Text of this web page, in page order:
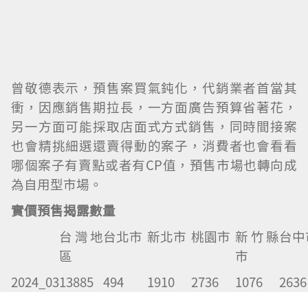
曾敬德表示，預售案買氣鈍化，代銷業者首當其
衝，因應銷售期拉長，一方面廣告預算省著花，
另一方面可能採取店面式方式銷售，同時間接案
也會精挑細選還賣得動的案子，消費者也會看看
哪個案子有賣點或者有CP值，預售市場也轉向成
為自用型市場。
實價預售揭露數量
台灣地
區
台北市 新北市 桃園市 新竹縣
市
台
2024_0313885 494 1910 2736 1076
2636